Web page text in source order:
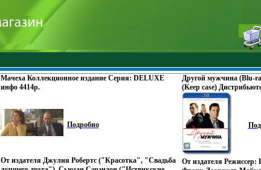
Мачеха Коллекционное издание Серия: DELUXE
инфо 4414p.
Подробно
От издателя Джулия Робертс ("Красотка", "Свадьба
Другой мужчина (Blu-
(Keep case)
код: А, B, С Субтитры:
Русский Закадровый
инфо 4416p.
От издателя